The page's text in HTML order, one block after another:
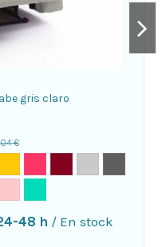
gris claro
€
48 h / En stock